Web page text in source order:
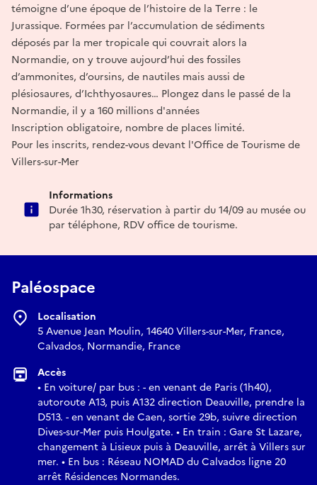
témoigne d’une époque de l’histoire de la Terre : le
Jurassique. Formées par l’accumulation de sédiments
déposés par la mer tropicale qui couvrait alors la
Normandie, on y trouve aujourd’hui des fossiles
d’ammonites, d’oursins, de nautiles mais aussi de
plésiosaures, d’Ichthyosaures… Plongez dans le passé de la
Normandie, il y a 160 millions d'années
Inscription obligatoire, nombre de places limité.
Pour les inscrits, rendez-vous devant l'Office de Tourisme de
Villers-sur-Mer
Informations
Durée 1h30, réservation à partir du 14/09 au musée ou
par téléphone, RDV office de tourisme.
Paléospace
Localisation
5 Avenue Jean Moulin, 14640 Villers-sur-Mer, France,
Calvados, Normandie, France
Accès
• En voiture/ par bus : - en venant de Paris (1h40),
autoroute A13, puis A132 direction Deauville, prendre la
D513. - en venant de Caen, sortie 29b, suivre direction
Dives-sur-Mer puis Houlgate. • En train : Gare St Lazare,
changement à Lisieux puis à Deauville, arrêt à Villers sur
mer. • En bus : Réseau NOMAD du Calvados ligne 20
arrêt Résidences Normandes.